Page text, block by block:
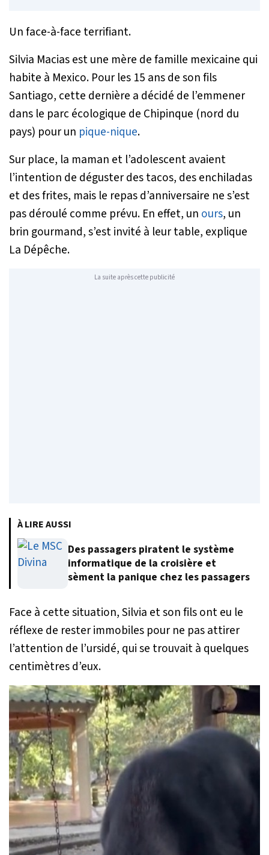
Un face-à-face terrifiant.
Silvia Macias est une mère de famille mexicaine qui
habite à Mexico. Pour les 15 ans de son fils
Santiago, cette dernière a décidé de l’emmener
dans le parc écologique de Chipinque (nord du
pays) pour un pique-nique.
Sur place, la maman et l’adolescent avaient
l’intention de déguster des tacos, des enchiladas
et des frites, mais le repas d’anniversaire ne s’est
pas déroulé comme prévu. En effet, un ours, un
brin gourmand, s’est invité à leur table, explique
La Dépêche.
La suite après cette publicité
À LIRE AUSSI
Des passagers piratent le système
informatique de la croisière et
sèment la panique chez les passagers
Face à cette situation, Silvia et son fils ont eu le
réflexe de rester immobiles pour ne pas attirer
l’attention de l’ursidé, qui se trouvait à quelques
centimètres d’eux.